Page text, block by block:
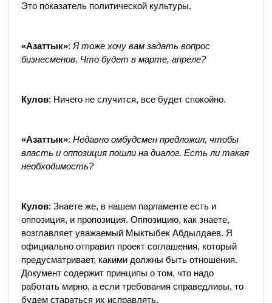
Это показатель политической культуры.
«Азаттык»: Я тоже хочу вам задать вопрос
бизнесменов. Что будет в марте, апреле?
Кулов: Ничего не случится, все будет спокойно.
«Азаттык»: Недавно омбудсмен предложил, чтобы
власть и оппозиция пошли на диалог. Есть ли такая
необходимость?
Кулов: Знаете же, в нашем парламенте есть и
оппозиция, и пропозиция. Оппозицию, как знаете,
возглавляет уважаемый Мыктыбек Абдылдаев. Я
официально отправил проект соглашения, который
предусматривает, какими должны быть отношения.
Документ содержит принципы о том, что надо
работать мирно, а если требования справедливы, то
будем стараться их исправлять.